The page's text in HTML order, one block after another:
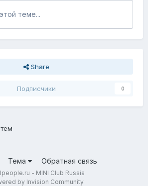
теме...
Share
Подписчики 0
Тема Обратная связь
- MINI Club Russia
by Invision Community